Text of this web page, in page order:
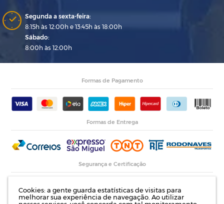
Cookies: a gente guarda estatísticas de visitas para
melhorar sua experiência de navegação. Ao utilizar
Segunda a sexta-feira:
8:15h às 12:00h e 13:45h às 18:00h
Sábado:
8:00h às 12:00h
Formas de Pagamento
Formas de Entrega
Segurança e Certificação